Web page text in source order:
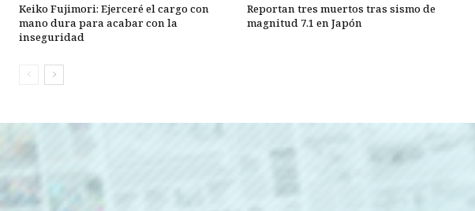
Keiko Fujimori: Ejerceré el cargo con
mano dura para acabar con la
inseguridad
Reportan tres muertos tras sismo de
magnitud 7.1 en Japón